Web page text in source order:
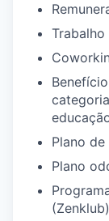
Plano de
Plano